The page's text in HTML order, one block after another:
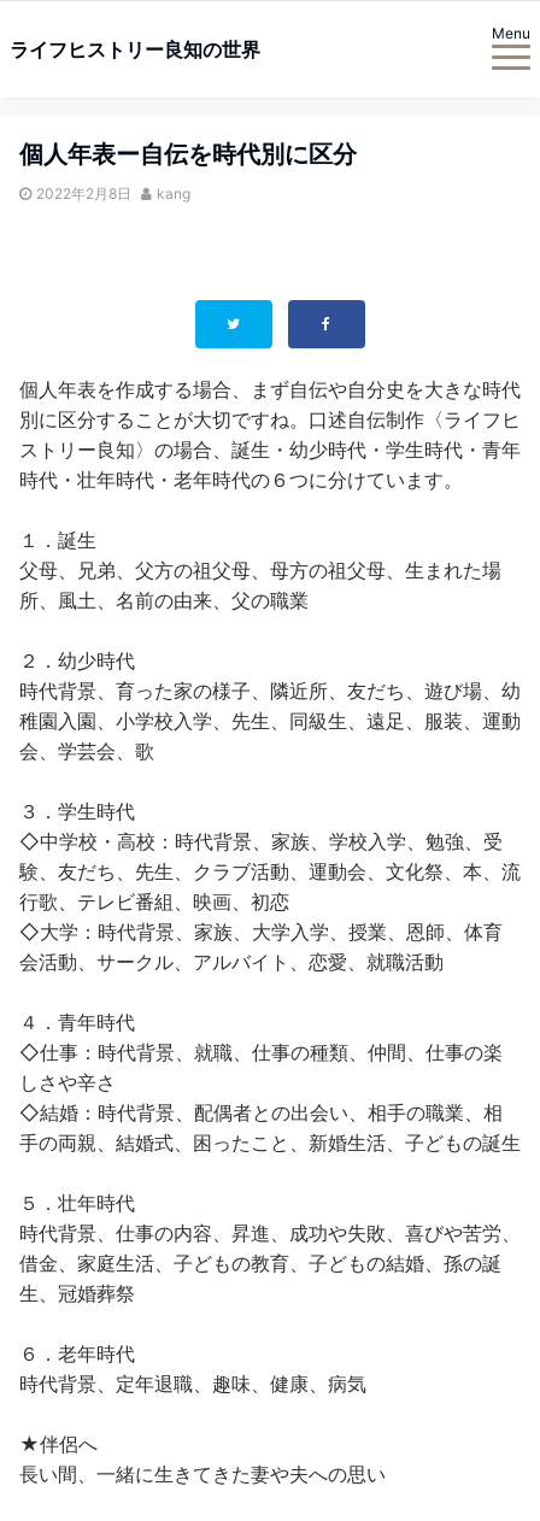
ライフヒストリー良知の世界
Menu
個人年表ー自伝を時代別に区分
2022年2月8日 kang
個人年表を作成する場合、まず自伝や自分史を大きな時代
別に区分することが大切ですね。口述自伝制作〈ライフヒ
ストリー良知〉の場合、誕生・幼少時代・学生時代・青年
時代・壮年時代・老年時代の６つに分けています。
１．誕生
父母、兄弟、父方の祖父母、母方の祖父母、生まれた場
所、風土、名前の由来、父の職業
２．幼少時代
時代背景、育った家の様子、隣近所、友だち、遊び場、幼
稚園入園、小学校入学、先生、同級生、遠足、服装、運動
会、学芸会、歌
３．学生時代
◇中学校・高校：時代背景、家族、学校入学、勉強、受
験、友だち、先生、クラブ活動、運動会、文化祭、本、流
行歌、テレビ番組、映画、初恋
◇大学：時代背景、家族、大学入学、授業、恩師、体育
会活動、サークル、アルバイト、恋愛、就職活動
４．青年時代
◇仕事：時代背景、就職、仕事の種類、仲間、仕事の楽
しさや辛さ
◇結婚：時代背景、配偶者との出会い、相手の職業、相
手の両親、結婚式、困ったこと、新婚生活、子どもの誕生
５．壮年時代
時代背景、仕事の内容、昇進、成功や失敗、喜びや苦労、
借金、家庭生活、子どもの教育、子どもの結婚、孫の誕
生、冠婚葬祭
６．老年時代
時代背景、定年退職、趣味、健康、病気
★伴侶へ
長い間、一緒に生きてきた妻や夫への思い